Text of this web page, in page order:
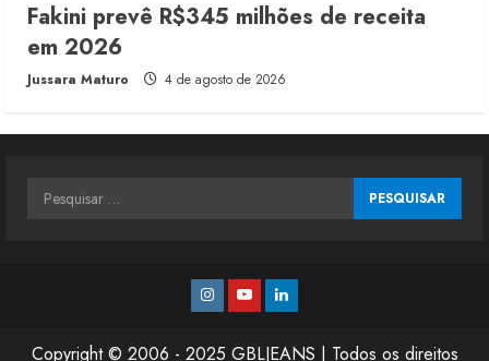
Fakini prevê R$345 milhões de receita
em 2026
Jussara Maturo 4 de agosto de 2026
Pesquisar
Instagram
YoutubeLinkedin
Copyright © 2006 - 2025 GBLJEANS | Todos os direitos